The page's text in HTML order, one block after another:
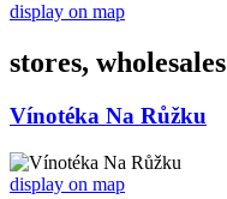
display on map
stores, wholesales
Vínotéka Na Růžku
display on map